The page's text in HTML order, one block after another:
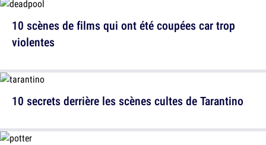
10 scènes de films qui ont été coupées car trop
violentes
10 secrets derrière les scènes cultes de Tarantino